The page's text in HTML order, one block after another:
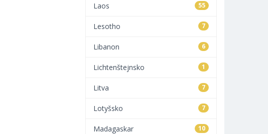
55
Laos
7
Lesotho
6
Libanon
1
Lichtenštejnsko
7
Litva
7
Lotyšsko
10
Madagaskar